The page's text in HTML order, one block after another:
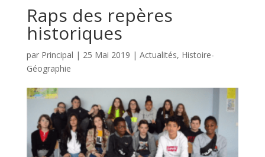
Raps des repères
historiques
par Principal | 25 Mai 2019 | Actualités, Histoire-
Géographie